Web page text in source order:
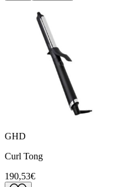
GHD
Curl Tong
190,53€